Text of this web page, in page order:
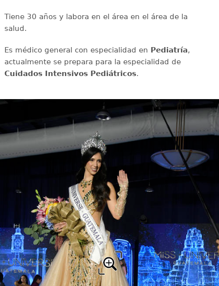
Tiene 30 años y labora en el área en el área de la
salud.
Es médico general con especialidad en Pediatría,
actualmente se prepara para la especialidad de
Cuidados Intensivos Pediátricos.